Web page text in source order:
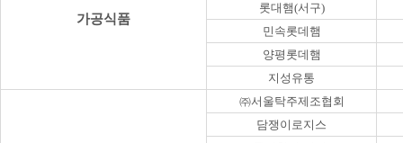
가공식품
롯대햄(서구)
민속롯데햄
양평롯데햄
지성유통
㈜서울탁주제조협회
담쟁이로지스